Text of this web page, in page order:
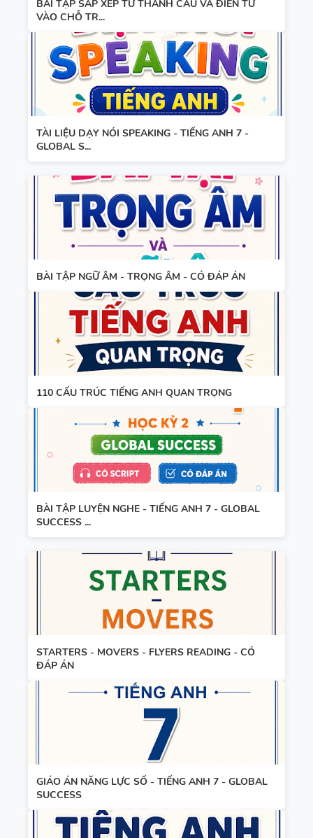
ẢNH MINH
WORD
TIẾNG ANH
11 -
GLOBAL
SUCCESS -
HỌC KỲ 1 -
CÓ ĐÁP ÁN
BẢNG
WORD
FORM
UNIT -
TIẾNG ANH
10 -
GLOBAL
SUCCESS -
HỌC KỲ 1 -
CÓ ĐÁP ÁN
BẢNG
WORD
FORM
TIẾNG ANH
8 - GLOBAL
SUCCESS
THEO TỪNG
UNIT - HỌC
KỲ 1 - CÓ
ĐÁP ÁN
BÀI TẬP SẮP XẾP TỪ THÀNH CÂU VÀ ĐIỀN TỪ
VÀO CHỖ TR...
TÀI LIỆU DẠY NÓI SPEAKING - TIẾNG ANH 7 -
GLOBAL S...
BÀI TẬP NGỮ ÂM - TRỌNG ÂM - CÓ ĐÁP ÁN
110 CẤU TRÚC TIẾNG ANH QUAN TRỌNG
BÀI TẬP LUYỆN NGHE - TIẾNG ANH 7 - GLOBAL
SUCCESS ...
STARTERS - MOVERS - FLYERS READING - CÓ
ĐÁP ÁN
GIÁO ÁN NĂNG LỰC SỐ - TIẾNG ANH 7 - GLOBAL
SUCCESS